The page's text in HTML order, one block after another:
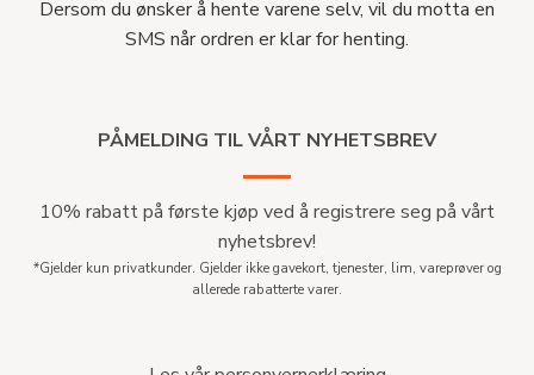
Dersom du ønsker å hente varene selv, vil du motta en
SMS når ordren er klar for henting.
PÅMELDING TIL VÅRT NYHETSBREV
10% rabatt på første kjøp ved å registrere seg på vårt
nyhetsbrev!
*Gjelder kun privatkunder. Gjelder ikke gavekort, tjenester, lim, vareprøver og
allerede rabatterte varer.